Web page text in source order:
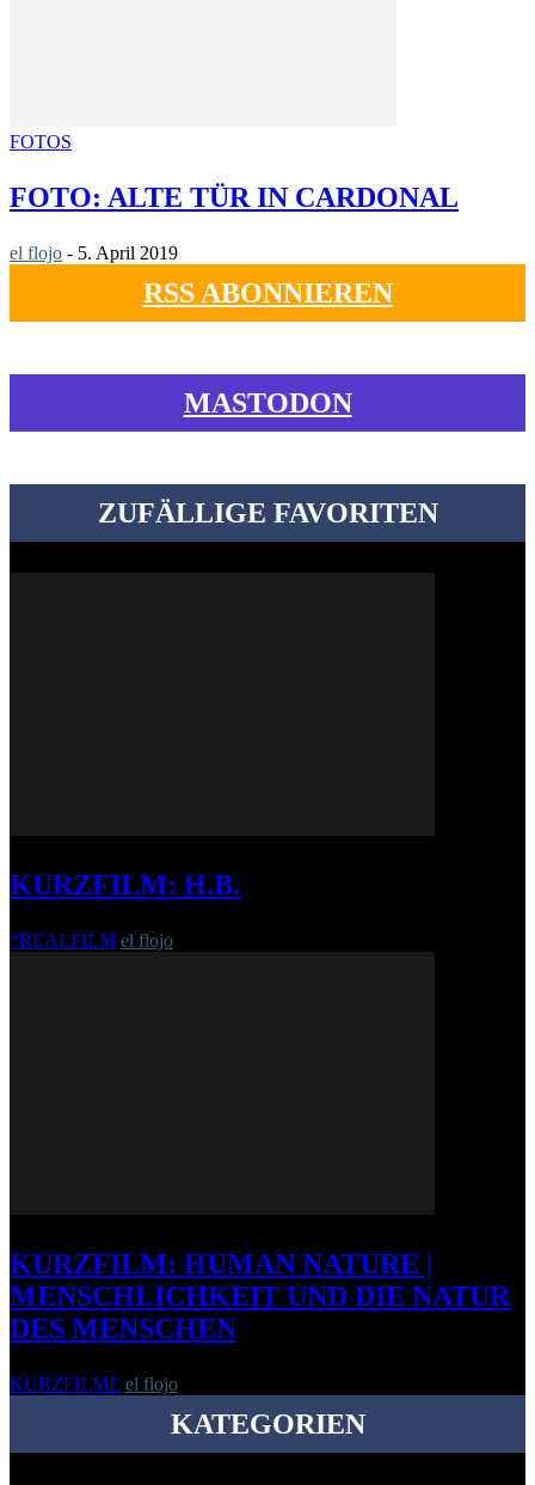
FOTOS
FOTO: ALTE TÜR IN CARDONAL
el flojo - 5. April 2019
RSS ABONNIEREN
MASTODON
ZUFÄLLIGE FAVORITEN
KURZFILM: H.B.
*REALFILM el flojo
KURZFILM: HUMAN NATURE |
MENSCHLICHKEIT UND DIE NATUR
DES MENSCHEN
KURZFILME el flojo
KATEGORIEN